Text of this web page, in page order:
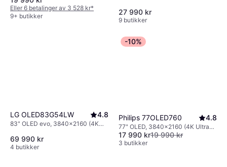
Eller 6 betalinger av 3 528 kr*
9+ butikker
27 990 kr
9 butikker
LG OLED83G54LW 4.8
83" OLED evo, 3840x2160 (4K
69 990 kr
4 butikker
-10%
Philips 77OLED760 4.8
77" OLED, 3840x2160 (4K Ultra
HD), Smart TV
17 990 kr19 990 kr
3 butikker